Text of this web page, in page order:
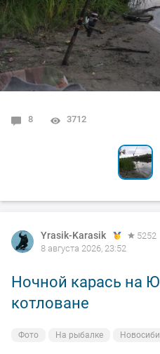
8 3712
1 5204
Yrasik-Karasik
5252
8 августа 2026, 23:52
Ночной карась на
котловане
Фото На рыбалке